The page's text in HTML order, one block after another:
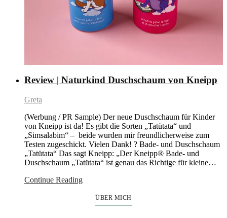
Review | Naturkind Duschschaum von Kneipp
Greta
(Werbung / PR Sample) Der neue Duschschaum für Kinder
von Kneipp ist da! Es gibt die Sorten „Tatütata“ und
„Simsalabim“ – beide wurden mir freundlicherweise zum
Testen zugeschickt. Vielen Dank! ? Bade- und Duschschaum
„Tatütata“ Das sagt Kneipp: „Der Kneipp® Bade- und
Duschschaum „Tatütata“ ist genau das Richtige für kleine…
Continue Reading
ÜBER MICH